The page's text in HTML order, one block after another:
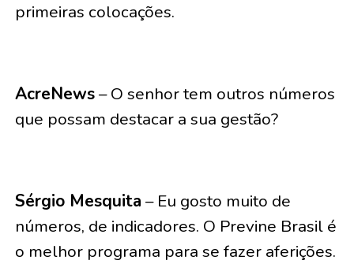
primeiras colocações.
AcreNews– O senhor tem outros números
que possam destacar a sua gestão?
Sérgio Mesquita – Eu gosto muito de
números, de indicadores. O Previne Brasil é
o melhor programa para se fazer aferições.